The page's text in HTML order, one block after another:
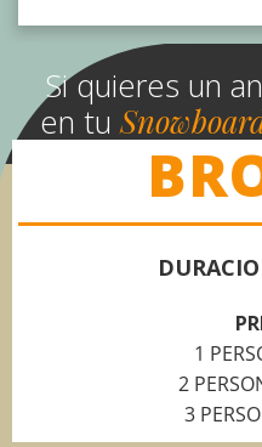
Si quieres un
en tu
1
2
3